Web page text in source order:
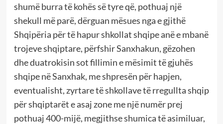
shumë burra të kohës së tyre që, pothuaj një
shekull më parë, dërguan mësues nga e gjithë
Shqipëria për të hapur shkollat shqipe anë e mbanë
trojeve shqiptare, përfshir Sanxhakun, gëzohen
dhe duatrokisin sot fillimin e mësimit të gjuhës
shqipe në Sanxhak, me shpresën për hapjen,
eventualisht, zyrtare të shkollave të rregullta shqip
për shqiptarët e asaj zone me një numër prej
pothuaj 400-mijë, megjithse shumica të asimiluar,